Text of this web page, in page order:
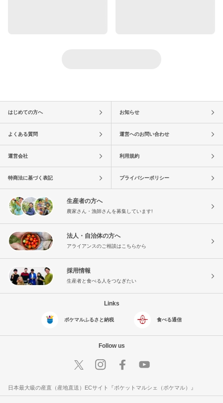
はじめての方へ お知らせ
よくある質問 運営へのお問い合わせ
運営会社 利用規約
特商法に基づく表記 プライバシーポリシー
生産者の方へ
農家さん・漁師さんを募集しています!
法人・自治体の方へ
アライアンスのご相談はこちらから
採用情報
生産者と食べる人をつなぎたい
Links
ポケマルふるさと納税 食べる通信
Follow us
日本最大級の産直（産地直送）ECサイト『ポケットマルシェ（ポケマル）』